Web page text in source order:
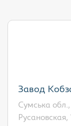
Завод
Сумська
Русановская,